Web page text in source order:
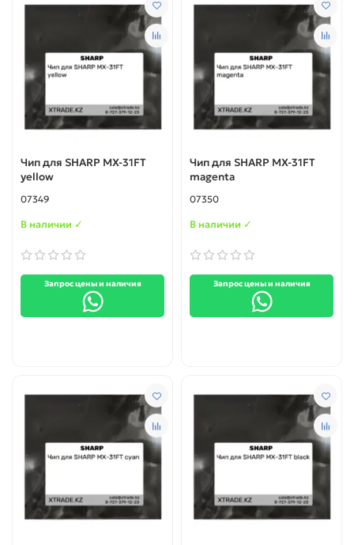
Чип для SHARP MX-31FT
yellow
07349
В наличии ✓
Запрос цены и наличия
Чип для SHARP MX-31FT
magenta
07350
В наличии ✓
Запрос цены и наличия